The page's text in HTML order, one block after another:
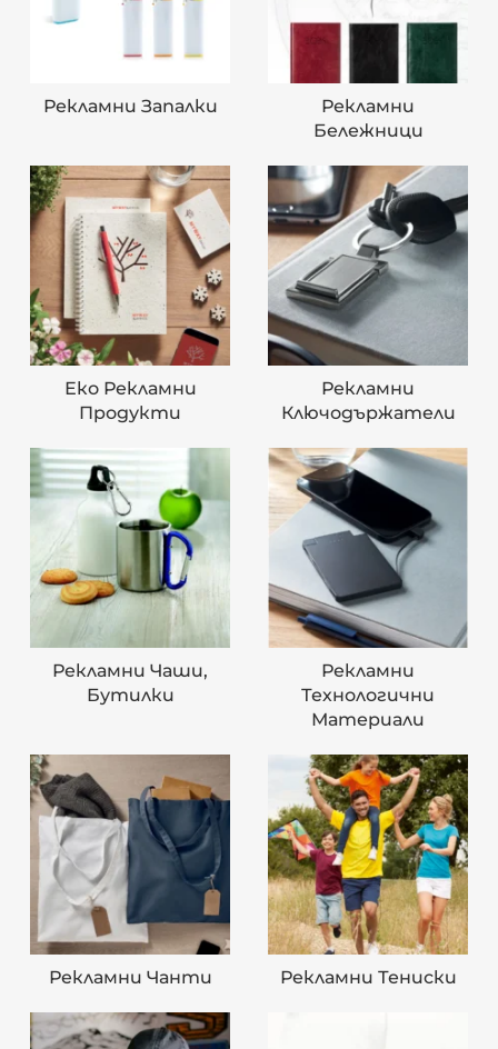
Рекламни Запалки
Рекламни
Бележници
Еко Рекламни
Продукти
Рекламни
Ключодържатели
Рекламни Чаши,
Бутилки
Рекламни
Технологични
Материали
Рекламни Чанти Рекламни Тениски